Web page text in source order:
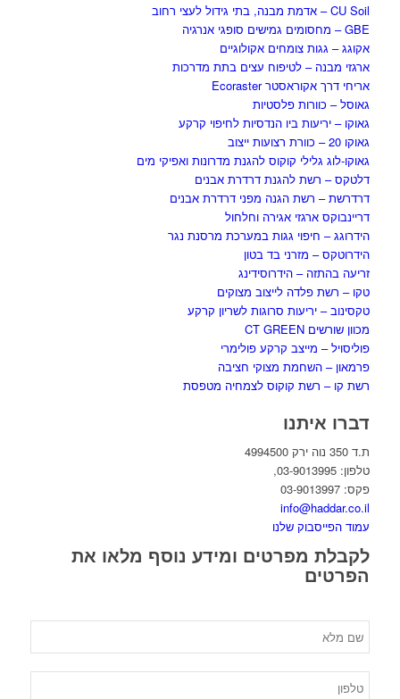
CU Soil – אדמת מבנה, בתי גידול לעצי רחוב
GBE – מחסומים גמישים סופגי אנרגיה
אקוגג – גגות צומחים אקולוגיים
ארגזי מבנה – לטיפוח עצים בתת מדרכות
אריחי דרך אקוראסטר Ecoraster
גאוסל – כוורות פלסטיות
גאוקו – יריעות ביו הנדסיות לחיפוי קרקע
גאוקו 20 – כוורת רצועות ייצוב
גאוקו-לוג גלילי קוקוס להגנת מדרונות ואפיקי מים
דלטקס – רשת להגנת דרדרת אבנים
דרדרשת – רשת הגנה מפני דרדרת אבנים
דריינבוקס ארגזי אגירה וחלחול
הידרוגג – חיפוי גגות במערכת מרסנת נגר
הידרוטקס – מזרני בד בטון
זריעה בהתזה – הידרוסידינג
טקו – רשת פלדה לייצוב מצוקים
טקסינוב – יריעות סרוגות לשריון קרקע
מכוון שורשים CT GREEN
פוליסויל – מייצב קרקע פולימרי
פרמאון – השחמת מצוקי חציבה
רשת קו – רשת קוקוס לצמחיה מטפסת
דברו איתנו
ת.ד 350 נוה ירק 4994500
טלפון: 03-9013995,
פקס: 03-9013997
info@haddar.co.il
עמוד הפייסבוק שלנו
לקבלת מפרטים ומידע נוסף מלאו את
הפרטים